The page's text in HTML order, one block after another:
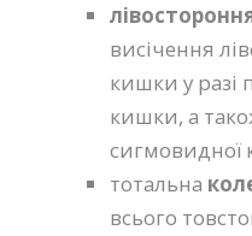
висічення
кишки у разі
кишки, а
сигмовидної
тотальна
всього